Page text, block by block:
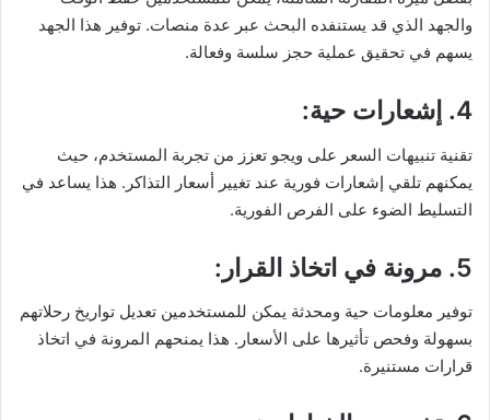
والجهد الذي قد يستنفده البحث عبر عدة منصات. توفير هذا الجهد
يسهم في تحقيق عملية حجز سلسة وفعالة.
4. إشعارات حية :
تقنية تنبيهات السعر على ويجو تعزز من تجربة المستخدم، حيث
يمكنهم تلقي إشعارات فورية عند تغيير أسعار التذاكر. هذا يساعد في
التسليط الضوء على الفرص الفورية.
5. مرونة في اتخاذ القرار :
توفير معلومات حية ومحدثة يمكن للمستخدمين تعديل تواريخ رحلاتهم
بسهولة وفحص تأثيرها على الأسعار. هذا يمنحهم المرونة في اتخاذ
قرارات مستنيرة.